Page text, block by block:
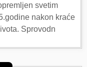
svetim
nakon kraće
Sprovodn